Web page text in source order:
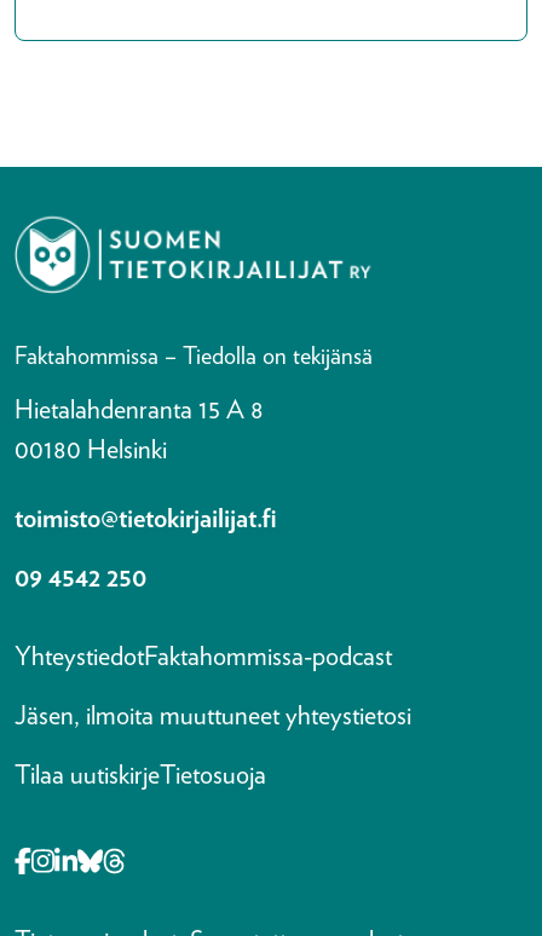
Faktahommissa – Tiedolla on tekijänsä
Hietalahdenranta 15 A 8
00180 Helsinki
toimisto@tietokirjailijat.fi
09 4542 250
YhteystiedotFaktahommissa-podcast
Jäsen, ilmoita muuttuneet yhteystietosi
Tilaa uutiskirjeTietosuoja
Opens in a new tab Facebook-f
Opens in a new tab Instagram
Opens in a new tab Linkedin-in
Opens in a new tab Bluesky